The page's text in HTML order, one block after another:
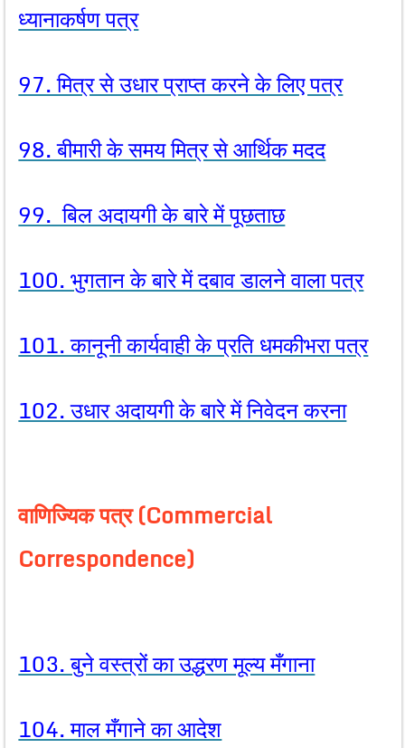
ध्यानाकर्षण पत्र
97. मित्र से उधार प्राप्त करने के लिए पत्र
98. बीमारी के समय मित्र से आर्थिक मदद
99. बिल अदायगी के बारे में पूछताछ
100. भुगतान के बारे में दबाव डालने वाला पत्र
101. कानूनी कार्यवाही के प्रति धमकीभरा पत्र
102. उधार अदायगी के बारे में निवेदन करना
वाणिज्यिक पत्र (Commercial
Correspondence)
103. बुने वस्त्रों का उद्धरण मूल्य मँगाना
104. माल मँगाने का आदेश